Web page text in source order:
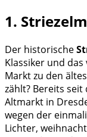
1.
Der historische
Klassiker und
Markt zu den
zählt? Bereits
Altmarkt in
wegen der
Lichter,